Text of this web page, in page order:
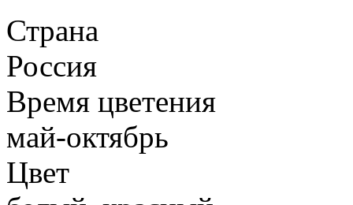
Страна
Россия
Время цветения
май-октябрь
Цвет